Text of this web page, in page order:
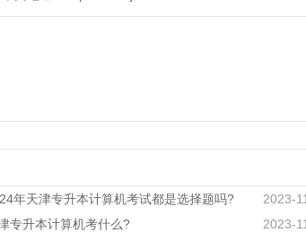
年天津专升本计算机考试都是选择题吗?
2023-
专升本计算机考什么?
2023-